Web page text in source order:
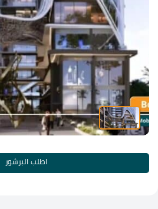
اطلب البرشور